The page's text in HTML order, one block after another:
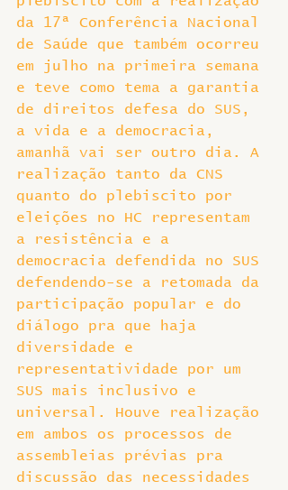
da 17ª Conferência Nacional
de Saúde que também ocorreu
em julho na primeira semana
e teve como tema a garantia
de direitos defesa do SUS,
a vida e a democracia,
amanhã vai ser outro dia. A
realização tanto da CNS
quanto do plebiscito por
eleições no HC representam
a resistência e a
democracia defendida no SUS
defendendo-se a retomada da
participação popular e do
diálogo pra que haja
diversidade e
representatividade por um
SUS mais inclusivo e
universal. Houve realização
em ambos os processos de
assembleias prévias pra
discussão das necessidades